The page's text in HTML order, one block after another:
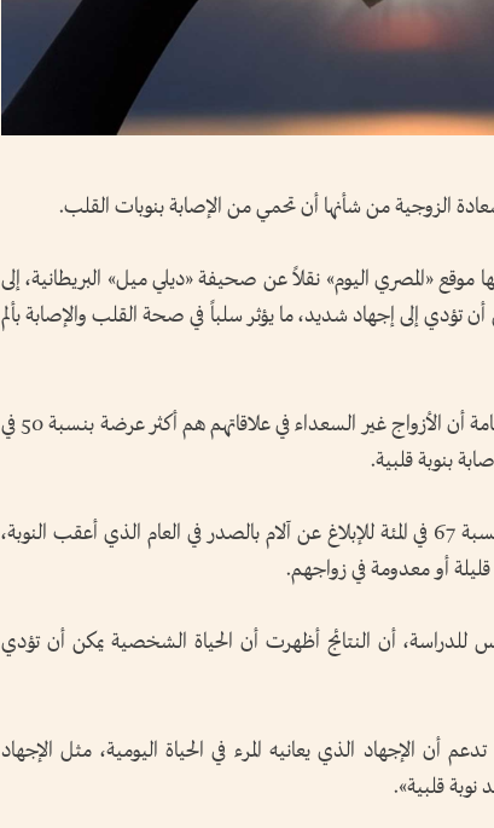
الزوجية من شأنها أن تحمي من الإصابة بنوبات القلب.
موقع «المصري اليوم» نقلاً عن صحيفة «ديلي ميل» البريطانية، إلى
تؤدي إلى إجهاد شديد، ما يؤثر سلباً في صحة القلب والإصابة بألم
ووجد علماء بجامعة ييل للصحة العامة أن الأزواج غير السعداء في علاقاتهم هم أكثر عرضة بنسبة 50 في
بنوبة قلبية.
وأشاروا إلى أنهم كانوا أكثر عرضة بنسبة 67 في المئة للإبلاغ عن آلام بالصدر في العام الذي أعقب النوبة،
أو معدومة في زواجهم.
للدراسة، أن النتائج أظهرت أن الحياة الشخصية يمكن أن تؤدي
أن الإجهاد الذي يعانيه المرء في الحياة اليومية، مثل الإجهاد
نوبة قلبية».